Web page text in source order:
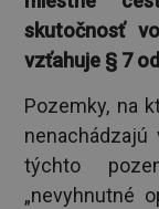
skutočnosť
vzťahuje § 7
Pozemky, na
týchto
„nevyhnutné